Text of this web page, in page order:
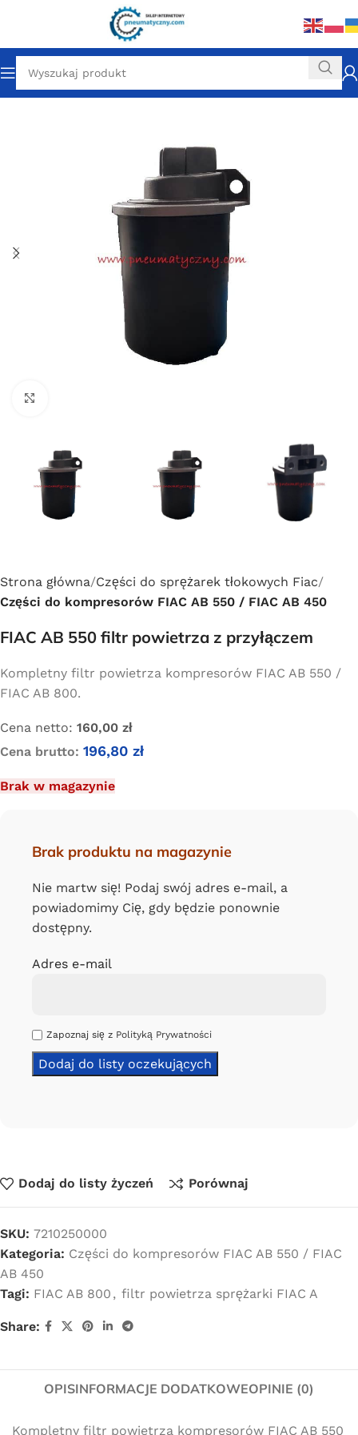
Strona główna Części do sprężarek tłokowych Fiac
Części do kompresorów FIAC AB 550 / FIAC AB 450
FIAC AB 550 filtr powietrza z przyłączem
Kompletny filtr powietrza kompresorów FIAC AB 550 /
FIAC AB 800.
Cena netto: 160,00 zł
Cena brutto: 196,80 zł
Brak w magazynie
Brak produktu na magazynie
Nie martw się! Podaj swój adres e-mail, a
powiadomimy Cię, gdy będzie ponownie
dostępny.
Adres e-mail
Zapoznaj się z Polityką Prywatności
Dodaj do listy życzeń Porównaj
SKU: 7210250000
Kategoria: Części do kompresorów FIAC AB 550 / FIAC
AB 450
Tagi: FIAC AB 800 , filtr powietrza sprężarki FIAC A
Share:
OPISINFORMACJE DODATKOWEOPINIE (0)
Kompletny filtr powietrza kompresorów FIAC AB 550